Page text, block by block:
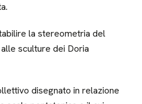
la stereometria del
sculture dei Doria
disegnato in relazione